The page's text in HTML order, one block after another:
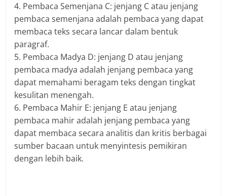
4. Pembaca Semenjana C: jenjang C atau jenjang
pembaca semenjana adalah pembaca yang dapat
membaca teks secara lancar dalam bentuk
paragraf.
5. Pembaca Madya D: jenjang D atau jenjang
pembaca madya adalah jenjang pembaca yang
dapat memahami beragam teks dengan tingkat
kesulitan menengah.
6. Pembaca Mahir E: jenjang E atau jenjang
pembaca mahir adalah jenjang pembaca yang
dapat membaca secara analitis dan kritis berbagai
sumber bacaan untuk menyintesis pemikiran
dengan lebih baik.